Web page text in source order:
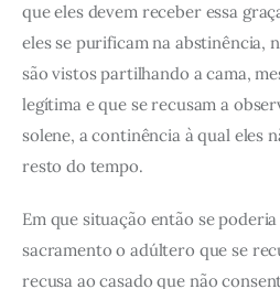
que eles devem receber essa
eles se purificam na abstinência,
são vistos partilhando a cama,
legítima e que se recusam a
solene, a continência à qual eles
resto do tempo.
Em que situação então se
sacramento o adúltero que se
recusa ao casado que não